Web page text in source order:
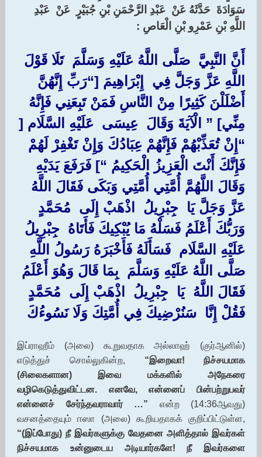
سَوَادَةَ ‏ ‏حَدَّثَهُ عَنْ ‏ ‏عَبْدِ الرَّحْمَنِ بْنِ جُبَيْرٍ ‏ ‏عَنْ ‏ ‏عَبْدِ
اللَّهِ بْنِ عَمْرِو بْنِ الْعَاصِ ‏:‏
‏أَنَّ النَّبِيَّ ‏ ‏صَلَّى اللَّهُ عَلَيْهِ وَسَلَّمَ ‏ ‏تَلَا قَوْلَ
اللَّهِ عَزَّ وَجَلَّ فِي ‏ ‏إِبْرَاهِيمَ [“‏رَبِّ إِنَّهُنَّ
أَضْلَلْنَ كَثِيرًا مِنْ النَّاسِ فَمَنْ تَبِعَنِي فَإِنَّهُ
مِنِّي‏] ” ‏الْآيَةَ وَقَالَ ‏ ‏عِيسَى ‏ ‏عَلَيْهِ السَّلَام [‏
“‏إِنْ تُعَذِّبْهُمْ فَإِنَّهُمْ عِبَادُكَ وَإِنْ تَغْفِرْ لَهُمْ
فَإِنَّكَ أَنْتَ الْعَزِيزُ الْحَكِيمُ “] ‏فَرَفَعَ يَدَيْهِ
وَقَالَ اللَّهُمَّ أُمَّتِي أُمَّتِي وَبَكَى فَقَالَ اللَّهُ
عَزَّ وَجَلَّ يَا ‏ ‏جِبْرِيلُ ‏ ‏اذْهَبْ إِلَى ‏ ‏مُحَمَّدٍ ‏
‏وَرَبُّكَ أَعْلَمُ فَسَلْهُ مَا يُبْكِيكَ فَأَتَاهُ ‏ ‏جِبْرِيلُ ‏
‏عَلَيْهِ السَّلَام ‏ ‏فَسَأَلَهُ فَأَخْبَرَهُ رَسُولُ اللَّهِ ‏
‏صَلَّى اللَّهُ عَلَيْهِ وَسَلَّمَ ‏ ‏بِمَا قَالَ وَهُوَ أَعْلَمُ
فَقَالَ اللَّهُ ‏ ‏يَا ‏ ‏جِبْرِيلُ ‏ ‏اذْهَبْ إِلَى ‏ ‏مُحَمَّدٍ ‏
‏فَقُلْ إِنَّا ‏ ‏سَنُرْضِيكَ فِي أُمَّتِكَ وَلَا نَسُوءُكَ
இப்ராஹீம் (அலை) கூறுவதாக அல்லாஹ் (குர்ஆனில்)
எடுத்துச் சொல்லுகின்ற, “இறைவா! நிச்சயமாக
(சிலைகளான) இவை மக்களில் அநேகரை
வழிகெடுத்துவிட்டன. எனவே, என்னைப் பின்பற்றுபவர்
என்னைச் சேர்ந்தவராவார் …” என்ற (14:36ஆவது)
வசனத்தையும் ஈஸா (அலை) கூறியதாகக் குறிப்பிட்டுள்ள,
“(இப்போது) நீ இவர்களுக்கு வேதனை அளித்தால் இவர்கள்
நிச்சயமாக உன்னுடைய அடியார்களே! நீ இவர்களை